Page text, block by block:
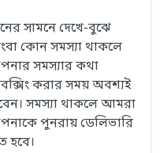
সামনে দেখে-বুঝে
কোন সমস্যা থাকলে
সমস্যার কথা
করার সময় অবশ্যই
সমস্যা থাকলে আমরা
পুনরায় ডেলিভারি
হবে।